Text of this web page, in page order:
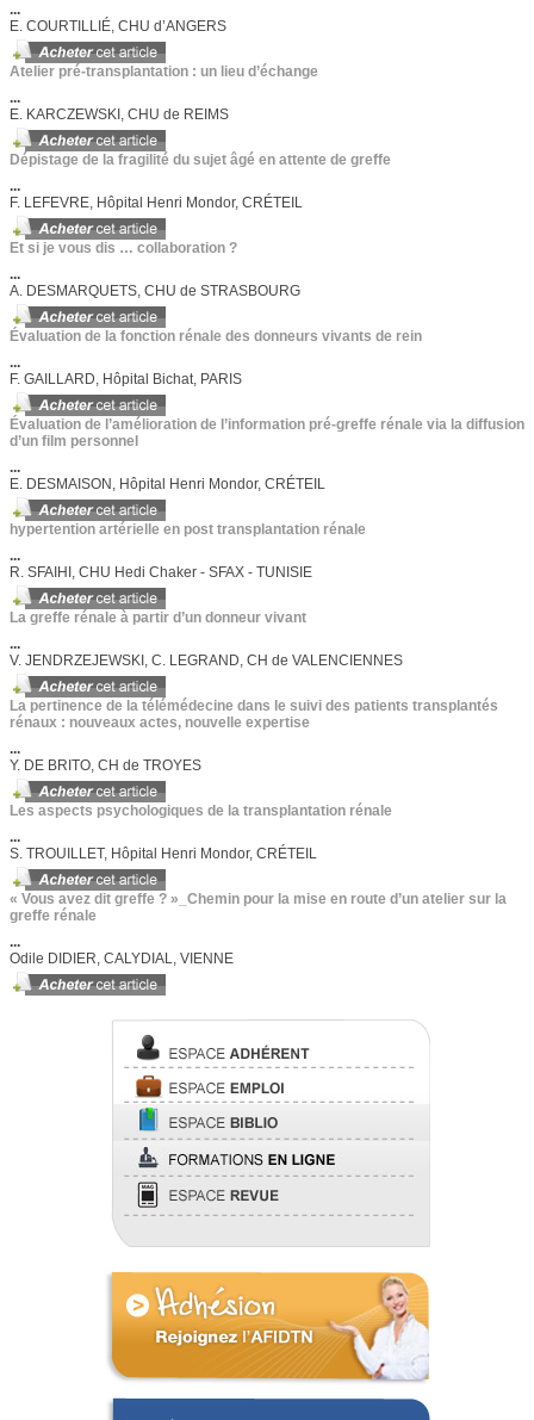
...
E. COURTILLIÉ, CHU d’ANGERS
Atelier pré-transplantation : un lieu d’échange
...
E. KARCZEWSKI, CHU de REIMS
Dépistage de la fragilité du sujet âgé en attente de greffe
...
F. LEFEVRE, Hôpital Henri Mondor, CRÉTEIL
Et si je vous dis … collaboration ?
...
A. DESMARQUETS, CHU de STRASBOURG
Évaluation de la fonction rénale des donneurs vivants de rein
...
F. GAILLARD, Hôpital Bichat, PARIS
Évaluation de l’amélioration de l’information pré-greffe rénale via la diffusion
d’un film personnel
...
E. DESMAISON, Hôpital Henri Mondor, CRÉTEIL
hypertention artérielle en post transplantation rénale
...
R. SFAIHI, CHU Hedi Chaker - SFAX - TUNISIE
La greffe rénale à partir d’un donneur vivant
...
V. JENDRZEJEWSKI, C. LEGRAND, CH de VALENCIENNES
La pertinence de la télémédecine dans le suivi des patients transplantés
rénaux : nouveaux actes, nouvelle expertise
...
Y. DE BRITO, CH de TROYES
Les aspects psychologiques de la transplantation rénale
...
S. TROUILLET, Hôpital Henri Mondor, CRÉTEIL
« Vous avez dit greffe ? »_Chemin pour la mise en route d’un atelier sur la
greffe rénale
...
Odile DIDIER, CALYDIAL, VIENNE